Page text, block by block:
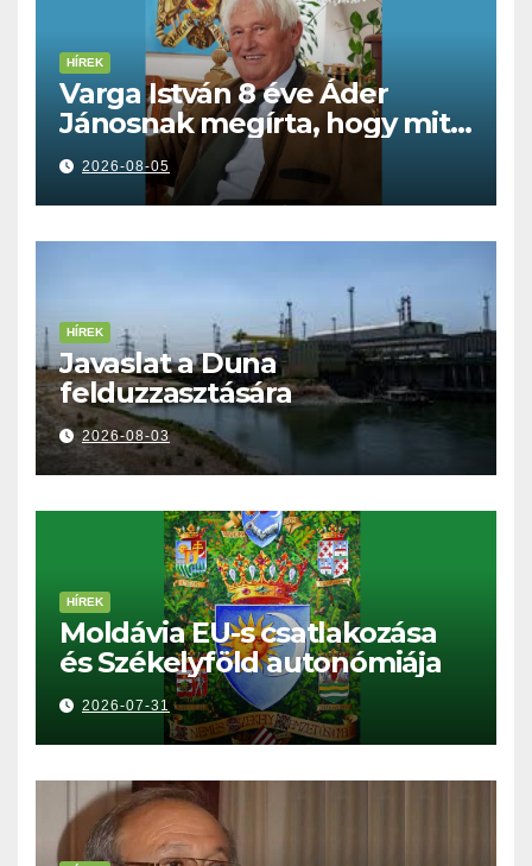
HÍREK
Varga István 8 éve Áder
Jánosnak megírta, hogy mit
kell tennünk a Dunával
2026-08-05
HÍREK
Javaslat a Duna
felduzzasztására
2026-08-03
HÍREK
Moldávia EU-s csatlakozása
és Székelyföld autonómiája
2026-07-31